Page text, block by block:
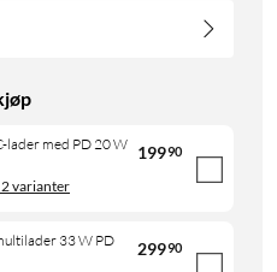
lader med PD 20 W 19990
2 varianter
33 W PD
29990